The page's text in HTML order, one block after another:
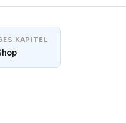
KAPITEL